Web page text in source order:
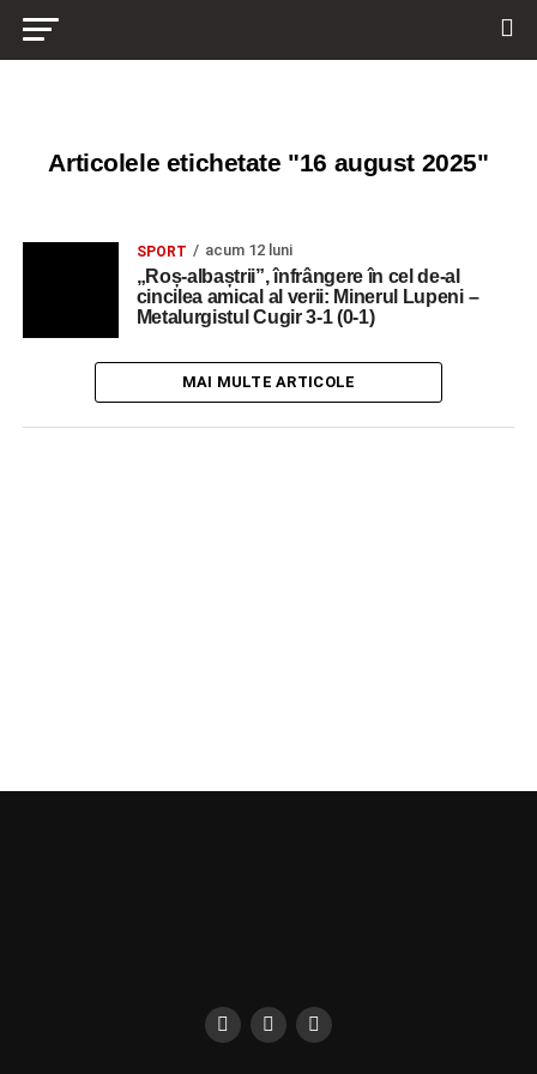
Articolele etichetate "16 august 2025"
SPORT acum 12 luni
„Roș-albaștrii”, înfrângere în cel de-al
cincilea amical al verii: Minerul Lupeni –
Metalurgistul Cugir 3-1 (0-1)
MAI MULTE ARTICOLE